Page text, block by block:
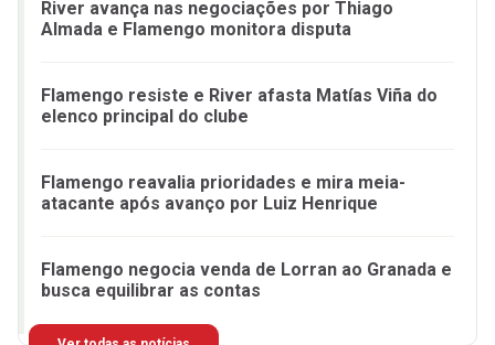
River avança nas negociações por Thiago
Almada e Flamengo monitora disputa
Flamengo resiste e River afasta Matías Viña do
elenco principal do clube
Flamengo reavalia prioridades e mira meia-
atacante após avanço por Luiz Henrique
Flamengo negocia venda de Lorran ao Granada e
busca equilibrar as contas